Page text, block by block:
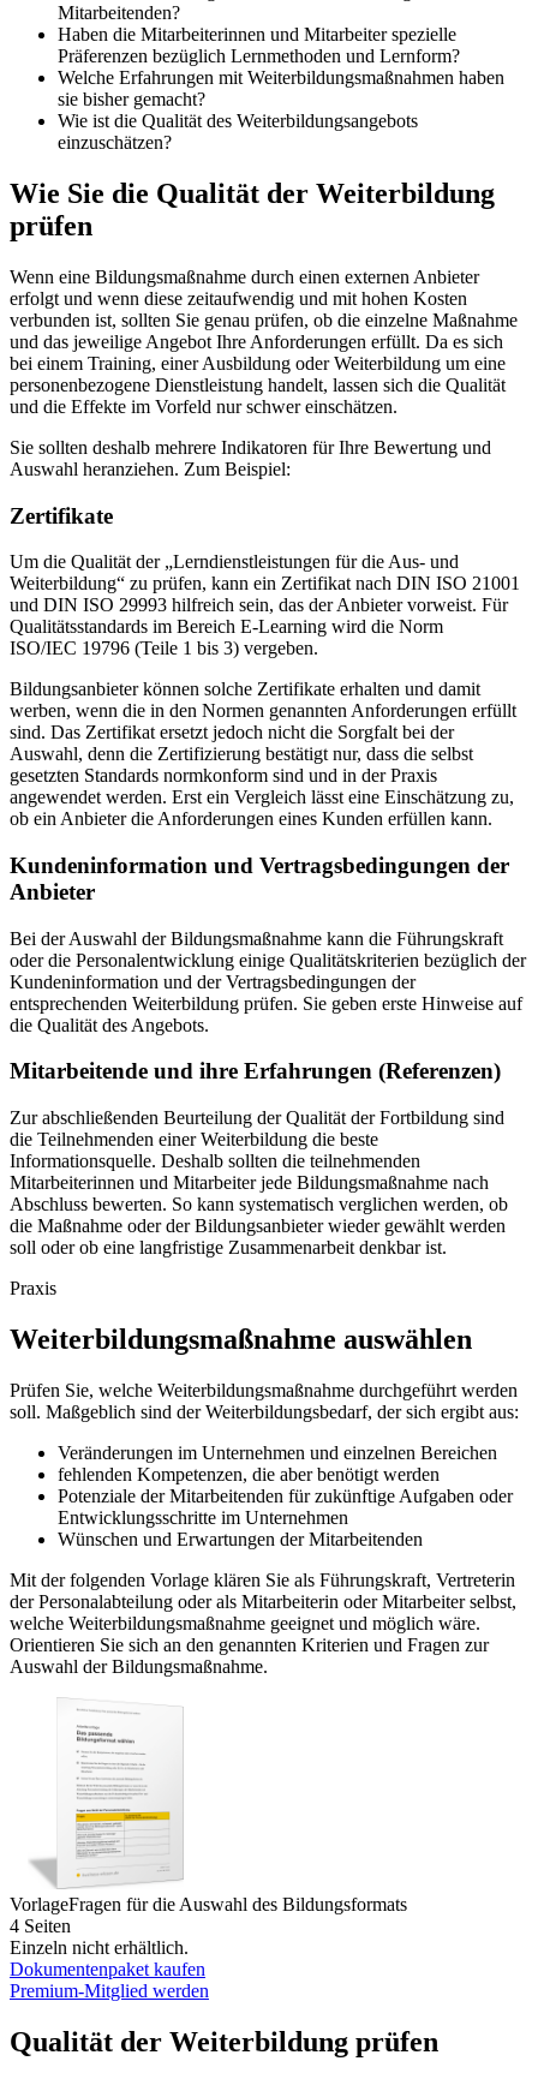
Mitarbeitenden?
Haben die Mitarbeiterinnen und Mitarbeiter spezielle
Präferenzen bezüglich Lernmethoden und Lernform?
Welche Erfahrungen mit Weiterbildungsmaßnahmen haben
sie bisher gemacht?
Wie ist die Qualität des Weiterbildungsangebots
einzuschätzen?
Wie Sie die Qualität der Weiterbildung
prüfen
Wenn eine Bildungsmaßnahme durch einen externen Anbieter
erfolgt und wenn diese zeitaufwendig und mit hohen Kosten
verbunden ist, sollten Sie genau prüfen, ob die einzelne Maßnahme
und das jeweilige Angebot Ihre Anforderungen erfüllt. Da es sich
bei einem Training, einer Ausbildung oder Weiterbildung um eine
personenbezogene Dienstleistung handelt, lassen sich die Qualität
und die Effekte im Vorfeld nur schwer einschätzen.
Sie sollten deshalb mehrere Indikatoren für Ihre Bewertung und
Auswahl heranziehen. Zum Beispiel:
Zertifikate
Um die Qualität der „Lerndienstleistungen für die Aus- und
Weiterbildung“ zu prüfen, kann ein Zertifikat nach DIN ISO 21001
und DIN ISO 29993 hilfreich sein, das der Anbieter vorweist. Für
Qualitätsstandards im Bereich E-Learning wird die Norm
ISO/IEC 19796 (Teile 1 bis 3) vergeben.
Bildungsanbieter können solche Zertifikate erhalten und damit
werben, wenn die in den Normen genannten Anforderungen erfüllt
sind. Das Zertifikat ersetzt jedoch nicht die Sorgfalt bei der
Auswahl, denn die Zertifizierung bestätigt nur, dass die selbst
gesetzten Standards normkonform sind und in der Praxis
angewendet werden. Erst ein Vergleich lässt eine Einschätzung zu,
ob ein Anbieter die Anforderungen eines Kunden erfüllen kann.
Kundeninformation und Vertragsbedingungen der
Anbieter
Bei der Auswahl der Bildungsmaßnahme kann die Führungskraft
oder die Personalentwicklung einige Qualitätskriterien bezüglich der
Kundeninformation und der Vertragsbedingungen der
entsprechenden Weiterbildung prüfen. Sie geben erste Hinweise auf
die Qualität des Angebots.
Mitarbeitende und ihre Erfahrungen (Referenzen)
Zur abschließenden Beurteilung der Qualität der Fortbildung sind
die Teilnehmenden einer Weiterbildung die beste
Informationsquelle. Deshalb sollten die teilnehmenden
Mitarbeiterinnen und Mitarbeiter jede Bildungsmaßnahme nach
Abschluss bewerten. So kann systematisch verglichen werden, ob
die Maßnahme oder der Bildungsanbieter wieder gewählt werden
soll oder ob eine langfristige Zusammenarbeit denkbar ist.
Praxis
Weiterbildungsmaßnahme auswählen
Prüfen Sie, welche Weiterbildungsmaßnahme durchgeführt werden
soll. Maßgeblich sind der Weiterbildungsbedarf, der sich ergibt aus:
Veränderungen im Unternehmen und einzelnen Bereichen
fehlenden Kompetenzen, die aber benötigt werden
Potenziale der Mitarbeitenden für zukünftige Aufgaben oder
Entwicklungsschritte im Unternehmen
Wünschen und Erwartungen der Mitarbeitenden
Mit der folgenden Vorlage klären Sie als Führungskraft, Vertreterin
der Personalabteilung oder als Mitarbeiterin oder Mitarbeiter selbst,
welche Weiterbildungsmaßnahme geeignet und möglich wäre.
Orientieren Sie sich an den genannten Kriterien und Fragen zur
Auswahl der Bildungsmaßnahme.
VorlageFragen für die Auswahl des Bildungsformats
4 Seiten
Einzeln nicht erhältlich.
Dokumentenpaket kaufen
Premium-Mitglied werden
Qualität der Weiterbildung prüfen